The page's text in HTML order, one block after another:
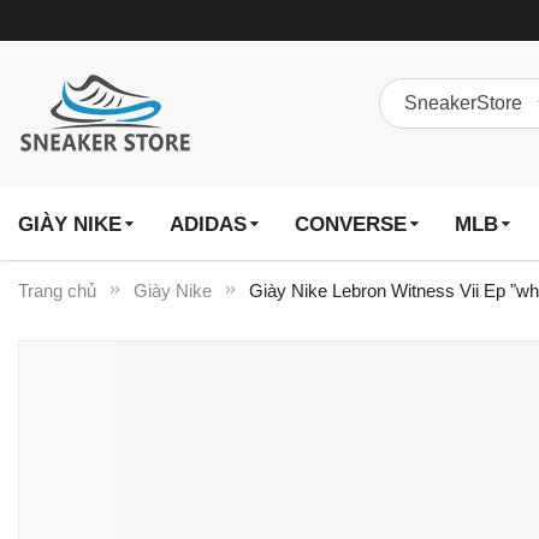
GIÀY NIKE ADIDAS CONVERSE MLB
Trang chủ Giày Nike Giày Nike Lebron Witness Vii Ep